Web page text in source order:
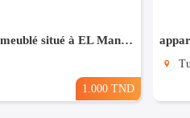
appartement S+1 meublé situé à EL Manar 1
1.000 TND